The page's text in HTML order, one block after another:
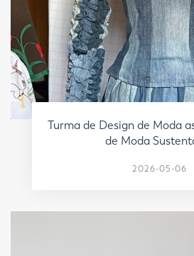
Turma de Design de Moda
de Moda
2026-05-06